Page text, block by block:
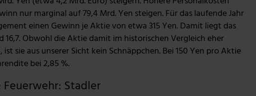
nur marginal auf 79,4 Mrd. Yen steigen. Für das laufende Jahr
einen Gewinn je Aktie von etwa 315 Yen. Damit liegt das
16,7. Obwohl die Aktie damit im historischen Vergleich eher
sie aus unserer Sicht kein Schnäppchen. Bei 150 Yen pro Aktie
bei 2,85 %.
Stadler